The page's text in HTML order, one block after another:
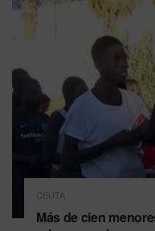
CEUTA
Más de cien